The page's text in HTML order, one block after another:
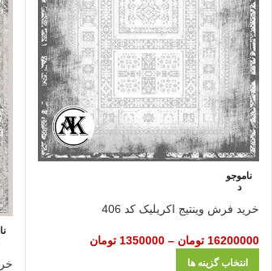
ناموجو
د
خرید فرش وینتیج اکریلیک کد 406
16200000 تومان –
1350000 تومان
انتخاب گزینه ها